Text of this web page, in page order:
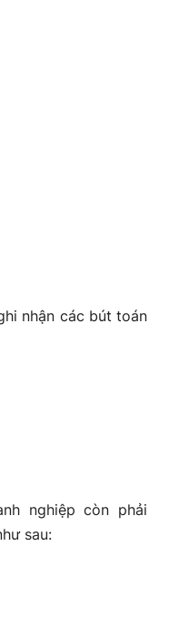
nhận các bút toán
nghiệp còn phải
sau: